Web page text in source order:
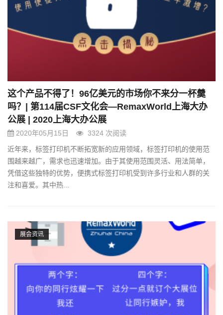
这个产品不得了！96亿美元的市场你不来分一杯羹
吗？| 第114届CSF文化会—RemaxWorld上海大办
公展 | 2020上海大办公展
2020年05月15日
3324 次阅读
近年来，标签打印机不断拓宽新的应用领域，标签打印机的使用范
围越来越广，需求也迅速增加。由于其使用范围灵活、用法简单，
凭借这些独特的优势，便携式标签打印机受到许多行业和人群的关
注和喜爱。其中热...
展会资讯